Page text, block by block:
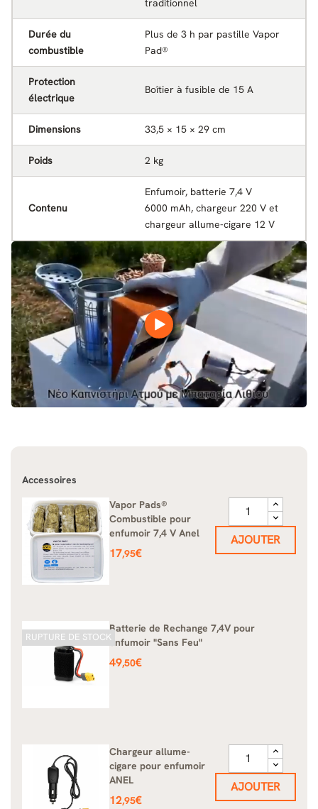
Durée du
combustible
Plus de 3 h par pastille Vapor
Pad®
Protection
électrique
Boîtier à fusible de 15 A
Dimensions 33,5 × 15 × 29 cm
Poids 2 kg
Contenu
Enfumoir, batterie 7,4 V
6000 mAh, chargeur 220 V et
chargeur allume-cigare 12 V
Accessoires
Vapor Pads®
Combustible pour
enfumoir 7,4 V Anel
Prix
17,95€
AJOUTER
Batterie de Rechange 7,4V pour
enfumoir "Sans Feu"
Prix
49,50€
RUPTURE DE STOCK
Chargeur allume-
cigare pour enfumoir
ANEL
Prix
12,95€
AJOUTER